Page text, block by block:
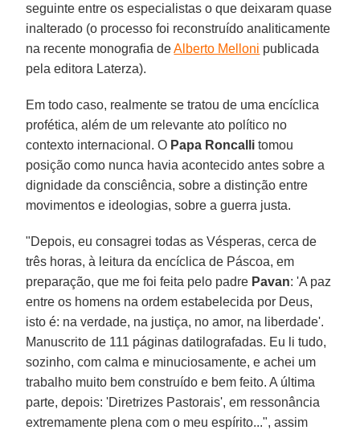
seguinte entre os especialistas o que deixaram quase
inalterado (o processo foi reconstruído analiticamente
na recente monografia deAlberto Melloni publicada
pela editora Laterza).
Em todo caso, realmente se tratou de uma encíclica
profética, além de um relevante ato político no
contexto internacional. O Papa Roncalli tomou
posição como nunca havia acontecido antes sobre a
dignidade da consciência, sobre a distinção entre
movimentos e ideologias, sobre a guerra justa.
"Depois, eu consagrei todas as Vésperas, cerca de
três horas, à leitura da encíclica de Páscoa, em
preparação, que me foi feita pelo padre Pavan: 'A paz
entre os homens na ordem estabelecida por Deus,
isto é: na verdade, na justiça, no amor, na liberdade'.
Manuscrito de 111 páginas datilografadas. Eu li tudo,
sozinho, com calma e minuciosamente, e achei um
trabalho muito bem construído e bem feito. A última
parte, depois: 'Diretrizes Pastorais', em ressonância
extremamente plena com o meu espírito...", assim